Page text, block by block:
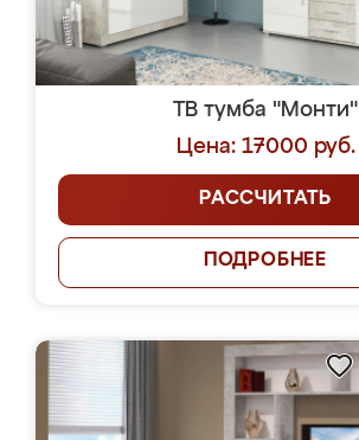
ТВ тумба "Монти"
Цена: 17000 руб.
РАССЧИТАТЬ
ПОДРОБНЕЕ